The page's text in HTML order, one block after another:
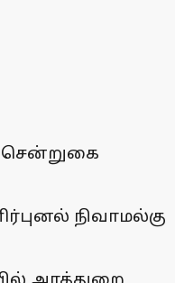
சென்றுகை
நிவாமல்கு